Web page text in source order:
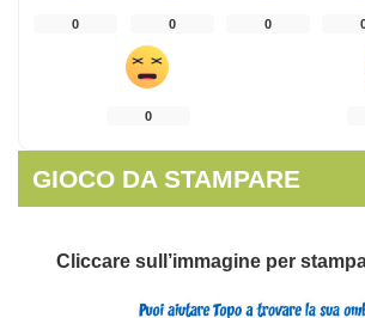
0 0 0
0
GIOCO DA STAMPARE
Cliccare sull’immagine per